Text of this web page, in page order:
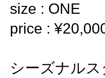
size : ONE
price :
シーズナル